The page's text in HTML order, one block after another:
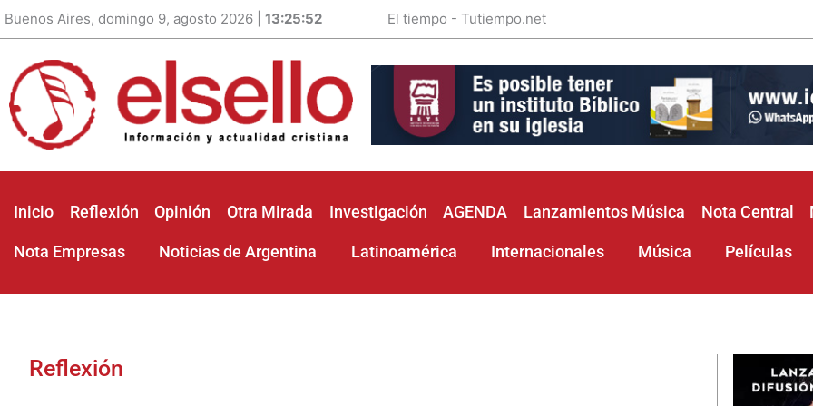
Buenos Aires, domingo 9, agosto 2026 | 13:25:53 El tiempo - Tutiempo.net
Inicio Reflexión Opinión Otra Mirada Investigación AGENDA Lanzamientos Música Nota Central
Nota Empresas Noticias de Argentina Latinoamérica Internacionales Música Películas
Reflexión